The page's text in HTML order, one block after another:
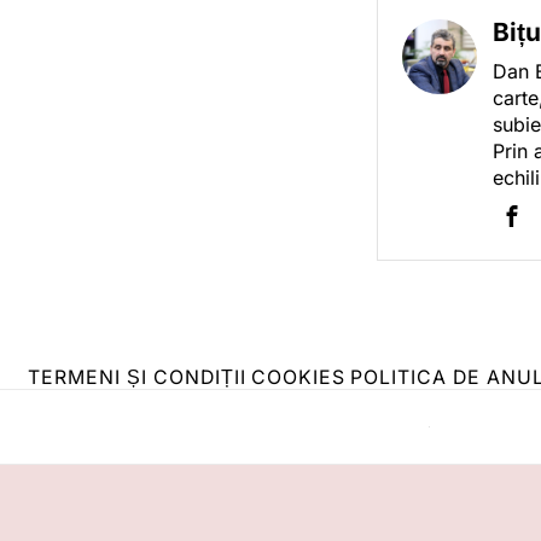
Dan
Prin
TERMENI ȘI CONDIȚII COOKIES POLITICA DE